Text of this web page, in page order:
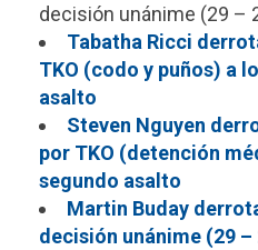
decisión unánime (29 –
Tabatha Ricci
TKO (codo y puños) a
asalto
Steven Nguyen
por TKO (detención
segundo asalto
Martin Buday
decisión unánime (29 –